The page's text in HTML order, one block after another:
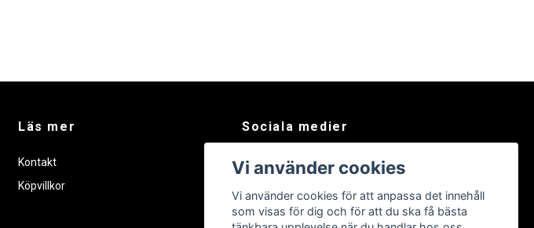
Läs mer
Kontakt
Köpvillkor
Sociala medier
Facebook
Vi använder cookies
Vi använder cookies för att anpassa det innehåll
som visas för dig och för att du ska få bästa